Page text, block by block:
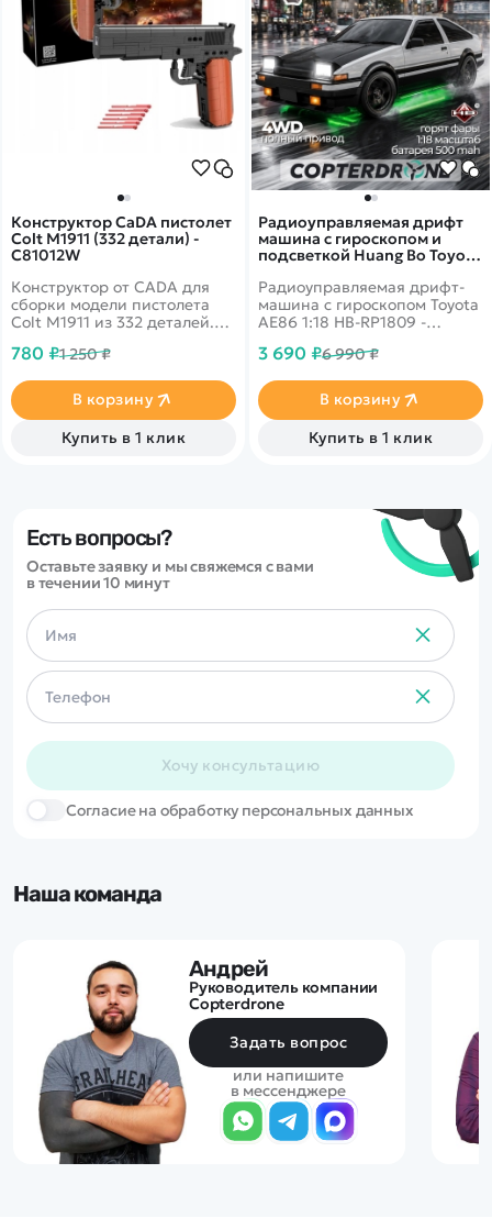
Конструктор CaDA пистолет
Colt M1911 (332 детали) -
C81012W
Конструктор от CADA для
сборки модели пистолета
Colt M1911 из 332 деталей.
затвора и курок. В
для стрельбы.
780 ₽1 250 ₽
В корзину
Купить в 1 клик
Радиоуправляемая дрифт
машина с гироскопом и
подсветкой Huang Bo Toyota
Радиоуправляемая дрифт-
машина с гироскопом Toyota
AE86 1:18 HB-RP1809 -
заездов, дрифта и активной
стиле легендарной Toyota
AE86, отличается
спортивным дизайном,
хорошей маневренностью и
держит траекторию,
увереннее входит в
повороты и позволяет
выполнять более точные и
зрелищные дрифт-маневры.
3 690 ₽6 990 ₽
В корзину
Купить в 1 клик
Есть вопросы?
Оставьте заявку и мы свяжемся с вами
в течении 10 минут
Хочу консультацию
Cогласие на обработку персональных данных
Наша команда
Андрей
Руководитель компании
Copterdrone
Задать вопрос
или напишите
в мессенджере